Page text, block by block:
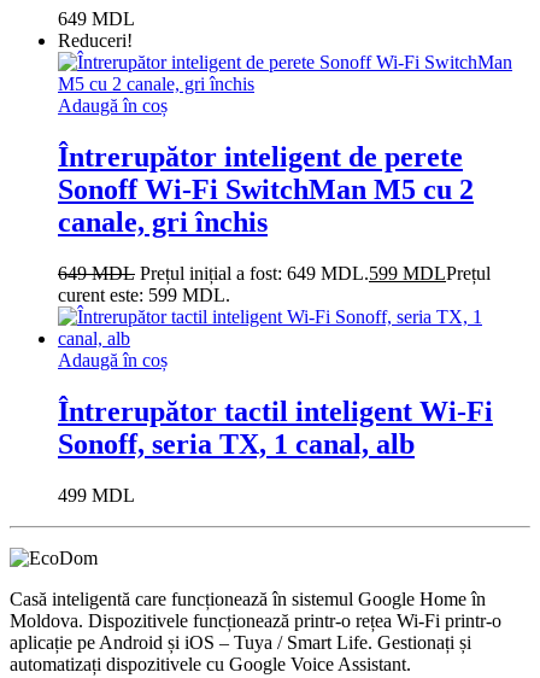
649 MDL
Reduceri!
Adaugă în coș
Întrerupător inteligent de perete
Sonoff Wi-Fi SwitchMan M5 cu 2
canale, gri închis
649MDL Prețul inițial a fost: 649 MDL.599 MDLPrețul
curent este: 599 MDL.
Adaugă în coș
Întrerupător tactil inteligent Wi-Fi
Sonoff, seria TX, 1 canal, alb
499 MDL
Casă inteligentă care funcționează în sistemul Google Home în
Moldova. Dispozitivele funcționează printr-o rețea Wi-Fi printr-o
aplicație pe Android și iOS – Tuya / Smart Life. Gestionați și
automatizați dispozitivele cu Google Voice Assistant.